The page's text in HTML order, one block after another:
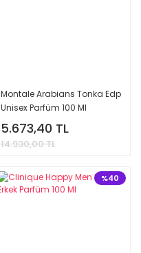
Montale Arabians Tonka Edp
Unisex Parfüm 100 Ml
5.673,40 TL
14.930,00 TL
%40